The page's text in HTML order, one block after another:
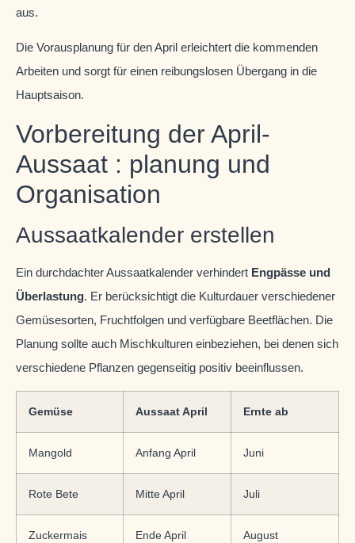
aus.
Die Vorausplanung für den April erleichtert die kommenden
Arbeiten und sorgt für einen reibungslosen Übergang in die
Hauptsaison.
Vorbereitung der April-
Aussaat : planung und
Organisation
Aussaatkalender erstellen
Ein durchdachter Aussaatkalender verhindert Engpässe und
Überlastung. Er berücksichtigt die Kulturdauer verschiedener
Gemüsesorten, Fruchtfolgen und verfügbare Beetflächen. Die
Planung sollte auch Mischkulturen einbeziehen, bei denen sich
verschiedene Pflanzen gegenseitig positiv beeinflussen.
Gemüse Aussaat April Ernte ab
Mangold Anfang April Juni
Rote Bete Mitte April Juli
Zuckermais Ende April August